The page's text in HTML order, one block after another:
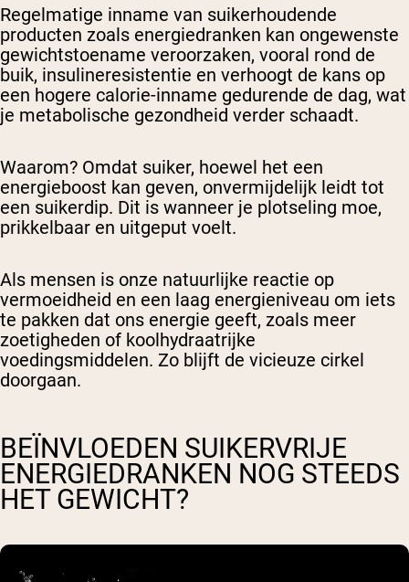
Regelmatige inname van suikerhoudende
producten zoals energiedranken kan ongewenste
gewichtstoename veroorzaken, vooral rond de
buik, insulineresistentie en verhoogt de kans op
een hogere calorie-inname gedurende de dag, wat
je metabolische gezondheid verder schaadt.
Waarom? Omdat suiker, hoewel het een
energieboost kan geven, onvermijdelijk leidt tot
een suikerdip. Dit is wanneer je plotseling moe,
prikkelbaar en uitgeput voelt.
Als mensen is onze natuurlijke reactie op
vermoeidheid en een laag energieniveau om iets
te pakken dat ons energie geeft, zoals meer
zoetigheden of koolhydraatrijke
voedingsmiddelen. Zo blijft de vicieuze cirkel
doorgaan.
BEÏNVLOEDEN SUIKERVRIJE
ENERGIEDRANKEN NOG STEEDS
HET GEWICHT?